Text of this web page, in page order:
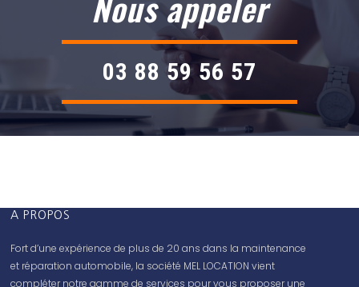
03 88 59 56 57
A PROPOS
Fort d’une expérience de plus de 20 ans dans la maintenance
et réparation automobile, la société MEL LOCATION vient
compléter notre gamme de services pour vous proposer une